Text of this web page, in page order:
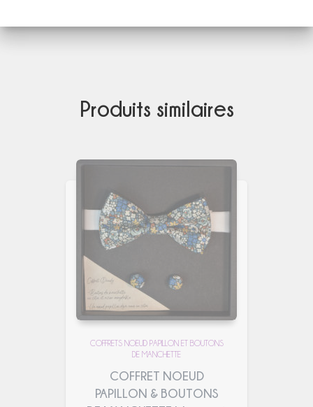
Produits similaires
COFFRETS NOEUD PAPILLON ET BOUTONS
DE MANCHETTE
COFFRET NOEUD
PAPILLON & BOUTONS